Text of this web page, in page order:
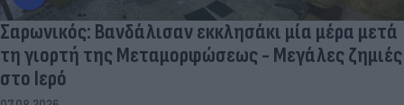
Σαρωνικός: Βανδάλισαν εκκλησάκι μία μέρα μετά
τη γιορτή της Μεταμορφώσεως - Μεγάλες ζημιές
στο Ιερό